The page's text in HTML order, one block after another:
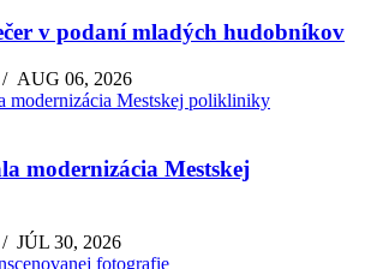
v podaní mladých hudobníkov
/AUG 06, 2026
modernizácia Mestskej
/JÚL 30, 2026